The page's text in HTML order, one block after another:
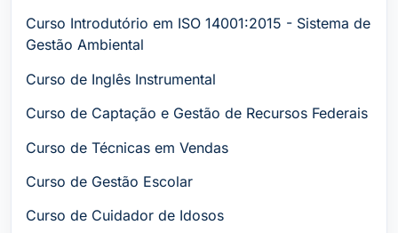
Curso Introdutório em ISO 14001:2015 - Sistema de
Gestão Ambiental
Curso de Inglês Instrumental
Curso de Captação e Gestão de Recursos Federais
Curso de Técnicas em Vendas
Curso de Gestão Escolar
Curso de Cuidador de Idosos